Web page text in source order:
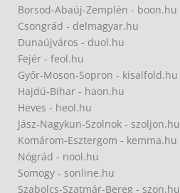
Borsod-Abaúj-Zemplén - boon.hu
Csongrád - delmagyar.hu
Dunaújváros - duol.hu
Fejér - feol.hu
Győr-Moson-Sopron - kisalfold.hu
Hajdú-Bihar - haon.hu
Heves - heol.hu
Jász-Nagykun-Szolnok - szoljon.hu
Komárom-Esztergom - kemma.hu
Nógrád - nool.hu
Somogy - sonline.hu
Szabolcs-Szatmár-Bereg - szon.hu